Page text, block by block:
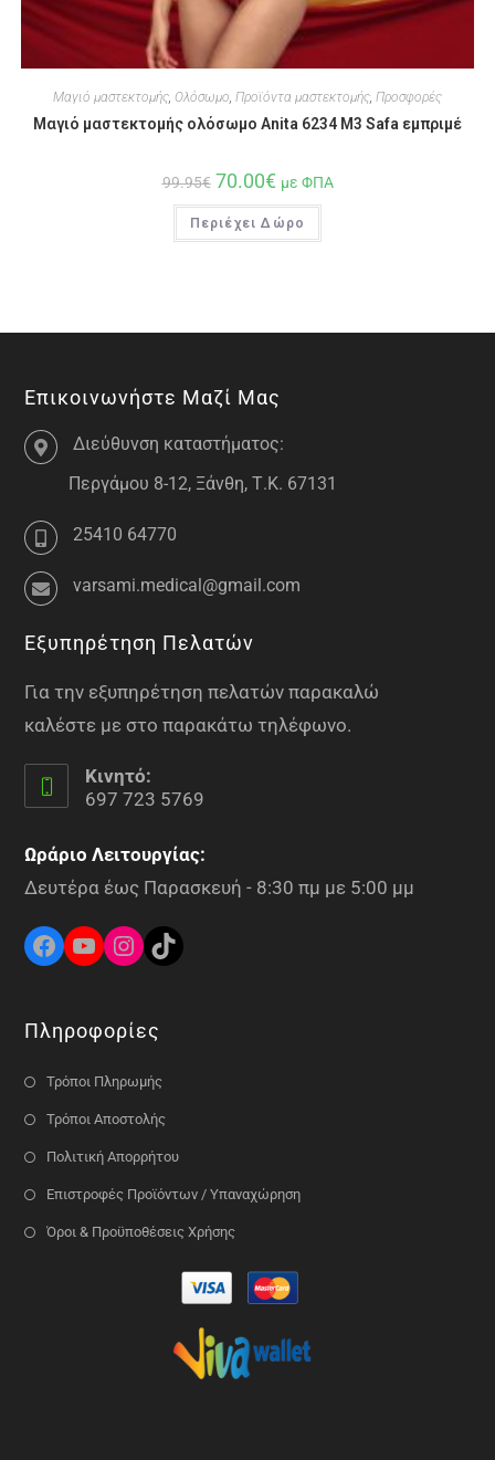
Μαγιό μαστεκτομής Ολόσωμο Προϊόντα μαστεκτομής Προσφορές
Μαγιό μαστεκτομής ολόσωμο Anita 6234 M3 Safa εμπριμέ
99.95€ 70.00€ με ΦΠΑ
Περιέχει Δώρο
Επικοινωνήστε Μαζί Μας
Διεύθυνση καταστήματος:
Περγάμου 8-12, Ξάνθη, Τ.Κ. 67131
25410 64770
varsami.medical@gmail.com
Εξυπηρέτηση Πελατών
Για την εξυπηρέτηση πελατών παρακαλώ
καλέστε με στο παρακάτω τηλέφωνο.
Κινητό:
697 723 5769
Ωράριο Λειτουργίας:
Δευτέρα έως Παρασκευή - 8:30 πμ με 5:00 μμ
Πληροφορίες
Τρόποι Πληρωμής
Τρόποι Αποστολής
Πολιτική Απορρήτου
Επιστροφές Προϊόντων / Υπαναχώρηση
Όροι & Προϋποθέσεις Χρήσης